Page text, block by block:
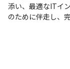
添い、最適なITイ
のために伴走し、